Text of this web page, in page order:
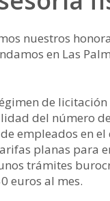
nuestros
en Las
de
del número
empleados en el
planas para
trámites
euros al mes.